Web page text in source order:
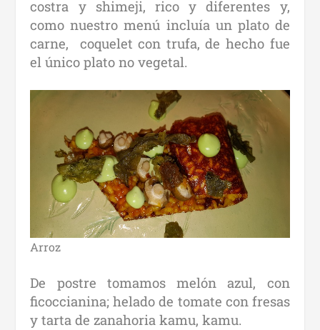
costra y shimeji, rico y diferentes y,
como nuestro menú incluía un plato de
carne, coquelet con trufa, de hecho fue
el único plato no vegetal.
Arroz
De postre tomamos melón azul, con
ficoccianina; helado de tomate con fresas
y tarta de zanahoria kamu, kamu.